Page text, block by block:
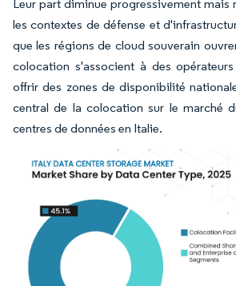
Leur part diminue progressivement mais
les contextes de défense et
que les régions de cloud souverain
colocation s'associent à des
offrir des zones de disponibilité
central de la colocation sur le marché
centres de données en Italie.